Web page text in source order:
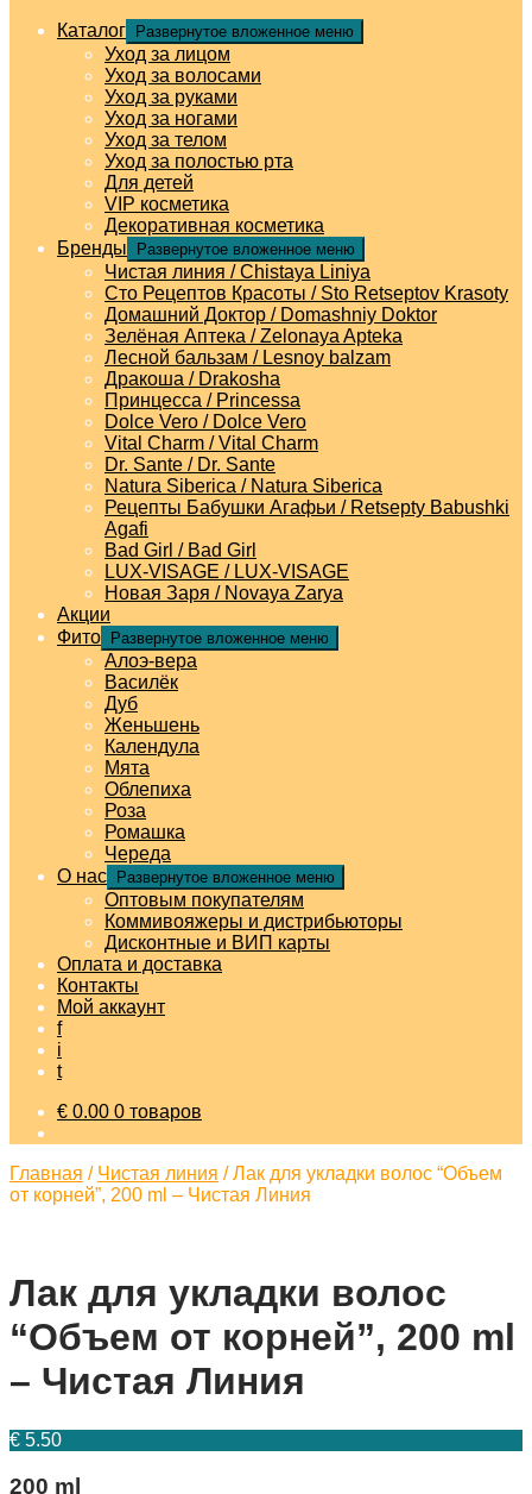
Каталог Развернутое вложенное меню
Уход за лицом
Уход за волосами
Уход за руками
Уход за ногами
Уход за телом
Уход за полостью рта
Для детей
VIP косметика
Декоративная косметика
Бренды
Развернутое вложенное меню
Чистая линия / Chistaya Liniya
Сто Рецептов Красоты / Sto Retseptov Krasoty
Домашний Доктор / Domashniy Doktor
Зелёная Аптека / Zelonaya Apteka
Лесной бальзам / Lesnoy balzam
Дракоша / Drakosha
Принцесса / Princessa
Dolce Vero / Dolce Vero
Vital Charm / Vital Charm
Dr. Sante / Dr. Sante
Natura Siberica / Natura Siberica
Рецепты Бабушки Агафьи / Retsepty Babushki
Agafi
Bad Girl / Bad Girl
LUX-VISAGE / LUX-VISAGE
Новая Заря / Novaya Zarya
Акции
Фито
Развернутое вложенное меню
Алоэ-вера
Василёк
Дуб
Женьшень
Календула
Мята
Облепиха
Роза
Ромашка
Череда
О нас
Развернутое вложенное меню
Оптовым покупателям
Коммивояжеры и дистрибьюторы
Дисконтные и ВИП карты
Оплата и доставка
Контакты
Мой аккаунт
f
i
t
€ 0.00 0 товаров
Главная / Чистая линия /Лак для укладки волос “Объем
от корней”, 200 ml – Чистая Линия
Лак для укладки волос
“Объем от корней”, 200 ml
– Чистая Линия
€ 5.50
200 ml